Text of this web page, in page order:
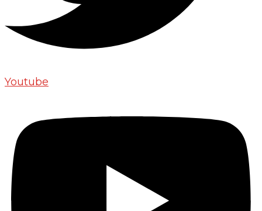
Youtube